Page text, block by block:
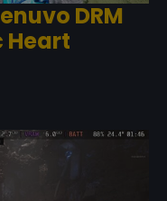
DRM
Heart